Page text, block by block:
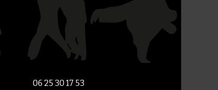
06 25 30 17 53